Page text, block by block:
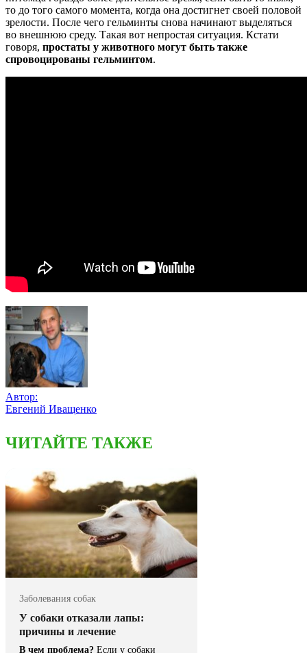
то до того самого момента, когда она достигнет своей половой
зрелости. После чего гельминты снова начинают выделяться
во внешнюю среду. Такая вот непростая ситуация. Кстати
говоря, простаты у животного могут быть также
спровоцированы гельминтом.
Автор:
Евгений Иващенко
ЧИТАЙТЕ ТАКЖЕ
Заболевания собак
У собаки отказали лапы:
причины и лечение
В чем проблема? Если у собаки